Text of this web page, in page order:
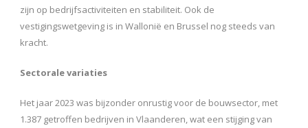
zijn op bedrijfsactiviteiten en stabiliteit. Ook de
vestigingswetgeving is in Wallonië en Brussel nog steeds van
kracht.
Sectorale variaties
Het jaar 2023 was bijzonder onrustig voor de bouwsector, met
1.387 getroffen bedrijven in Vlaanderen, wat een stijging van